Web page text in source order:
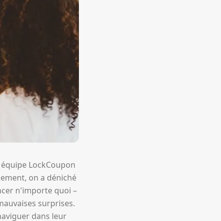
LockCoupon
on a déniché
n'importe quoi –
surprises.
dans leur